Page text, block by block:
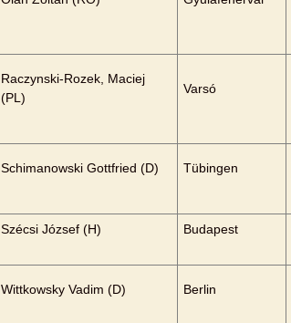
Raczynski-Rozek, Maciej
(PL)
Varsó
Schimanowski Gottfried (D) Tübingen
Szécsi József (H) Budapest
Wittkowsky Vadim (D) Berlin